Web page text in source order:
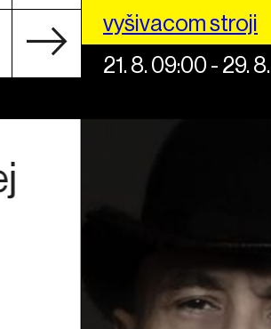
vyšivacom stroji
21. 8. 09:00 - 29. 8.